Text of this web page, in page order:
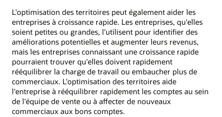
L'optimisation des territoires peut également aider les
entreprises à croissance rapide. Les entreprises, qu'elles
soient petites ou grandes, l'utilisent pour identifier des
améliorations potentielles et augmenter leurs revenus,
mais les entreprises connaissant une croissance rapide
pourraient trouver qu'elles doivent rapidement
rééquilibrer la charge de travail ou embaucher plus de
commerciaux. L'optimisation des territoires aide
l'entreprise à rééquilibrer rapidement les comptes au sein
de l'équipe de vente ou à affecter de nouveaux
commerciaux aux bons comptes.